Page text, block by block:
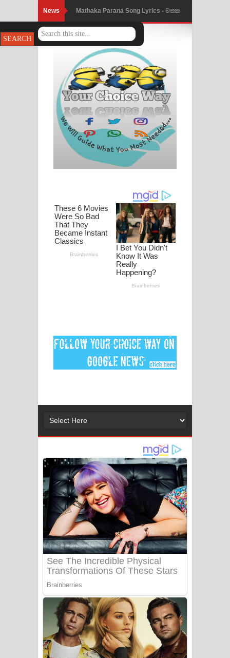
News Mathaka Parana Song Lyrics - මතක
පාරනා ගීතයේ පද පෙළ
Nimnadhen Song Lyrics - නිම්නාදෙන්
ගීතයේ පද පෙළ
Obamai Mage Adare Song Lyrics -
ඔබමයි මගේ ආදරේ ගීතයේ පද පෙළ
Pansal Gihin Song Lyrics - පන්සල් ගිහිං
ගීතයේ පද පෙළ
පද පෙළ
DEAR GOD Song Lyrics - ඩියර් ගෝඩ්
MANAMALA KATHA Song Lyrics -
2026 football world cup song lyrics
Lassana Amma Song Lyrics - ලස්සන
ගීතයේ පද පෙළ
නිවුනා නුඹ හින්දා ගීතයේ පද පෙළ
Numba Dun Aadare Song Lyrics - නුඹ
දුන් ආදරේ ගීතයේ පද පෙළ
Liyamuda Dan Anagathe Song Lyrics
- ලියමුද දැන් අනාගතේ ගීතයේ පද පෙළ
Doni Song Lyrics - දෝණි ගීතයේ පද
Benthara Palame Song Lyrics -
බෙන්තර පාලමේ ගීතයේ පද පෙළ